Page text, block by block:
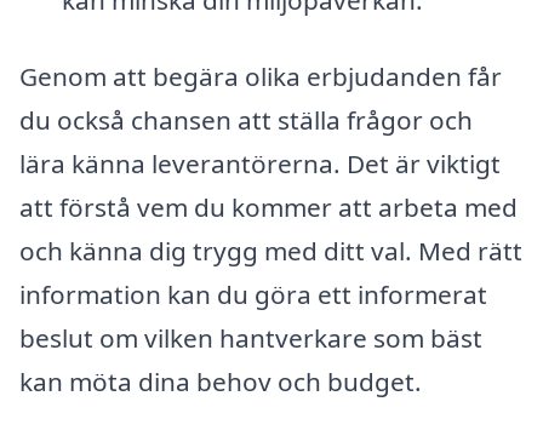
Genom att begära olika erbjudanden får
du också chansen att ställa frågor och
lära känna leverantörerna. Det är viktigt
att förstå vem du kommer att arbeta med
och känna dig trygg med ditt val. Med rätt
information kan du göra ett informerat
beslut om vilken hantverkare som bäst
kan möta dina behov och budget.